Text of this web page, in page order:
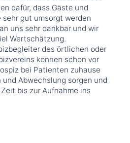
dafür, dass Gäste und
sehr gut umsorgt werden
uns sehr dankbar und wir
Wertschätzung.
des örtlichen oder
können schon vor
bei Patienten zuhause
Abwechslung sorgen und
bis zur Aufnahme ins